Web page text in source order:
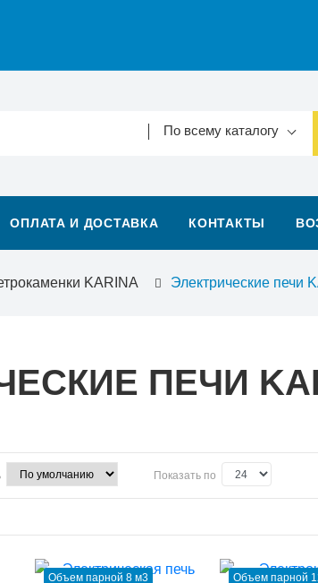
По всему каталогу
ОПЛАТА И ДОСТАВКА КОНТАКТЫ
KARINA Электрические печи
ПЕЧИ
Показать по
Объем парной 8 м3
Объем парной